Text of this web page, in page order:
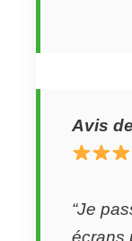
Avis
“Je
écrans